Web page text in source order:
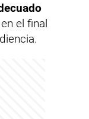
el final